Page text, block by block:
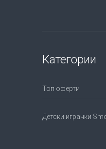
Категории
Топ оферти
Детски играчки